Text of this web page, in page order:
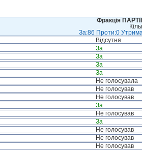
Фракція
За:86 Проти:0
Відсутня
За
За
За
За
Не голосувала
Не голосував
Не голосував
За
Не голосував
За
Не голосував
Не голосував
Не голосував